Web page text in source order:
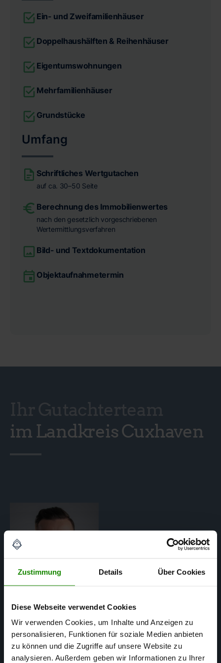
Zustimmung Details Über Cookies
Diese Webseite verwendet Cookies
Wir verwenden Cookies, um Inhalte und Anzeigen zu
personalisieren, Funktionen für soziale Medien anbieten
zu können und die Zugriffe auf unsere Website zu
analysieren. Außerdem geben wir Informationen zu Ihrer
Ein- und Zweifamilienhäuser
Doppelhaushälften & Reihenhäuser
Eigentumswohnungen
Mehrfamilienhäuser
Grundstücke
Umfang
Schriftliches Wertgutachen
auf ca. 30–50 Seite
Berechnung des Immobilienwertes
nach den gesetzlich vorgeschriebenen
Wertermittlungsverfahren
Bild- und Textdokumentation
Objektaufnahmetermin
im Landkreis Cuxhaven
Matthias Mertens
SACHVERSTÄNDIGER FÜR